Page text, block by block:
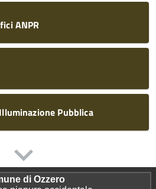
ANPR
Pubblica